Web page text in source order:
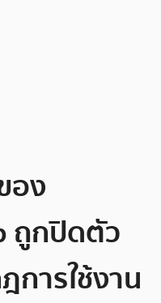
อง
ถูกปิดตัว
การใช้งาน